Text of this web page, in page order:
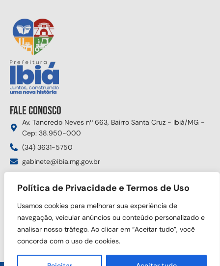
Política de Privacidade e Termos de Uso
Usamos cookies para melhorar sua experiência de
navegação, veicular anúncios ou conteúdo personalizado e
analisar nosso tráfego. Ao clicar em “Aceitar tudo”, você
concorda com o uso de cookies.
Fale conosco
Av. Tancredo Neves nº 663, Bairro Santa Cruz - Ibiá/MG -
Cep: 38.950-000
(34) 3631-5750
gabinete@ibia.mg.gov.br
Siga nas redes sociais